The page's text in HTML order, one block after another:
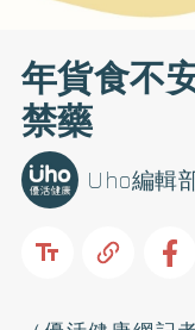
年貨食不
禁藥
Uho編輯